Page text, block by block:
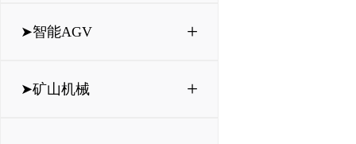
➤智能AGV +
➤矿山机械 +